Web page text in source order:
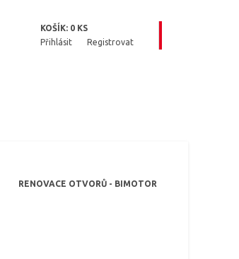
KOŠÍK: 0 KS
Přihlásit
Registrovat
RENOVACE OTVORŮ - BIMOTOR